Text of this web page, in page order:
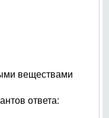
веществами
ответа: